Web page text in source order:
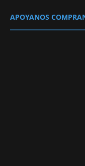
APOYANOS